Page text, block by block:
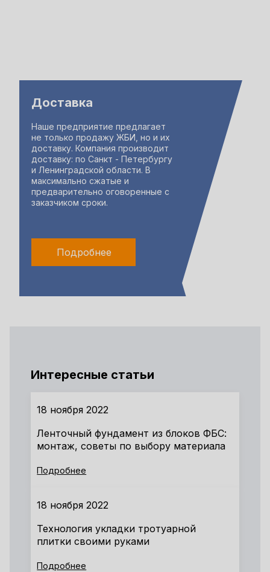
Доставка
Наше предприятие предлагает
не только продажу ЖБИ, но и их
доставку. Компания производит
доставку: по Санкт - Петербургу
и Ленинградской области. В
максимально сжатые и
предварительно оговоренные с
заказчиком сроки.
Подробнее
Интересные статьи
18 ноября 2022
Ленточный фундамент из блоков ФБС:
монтаж, советы по выбору материала
Подробнее
18 ноября 2022
Технология укладки тротуарной
плитки своими руками
Подробнее